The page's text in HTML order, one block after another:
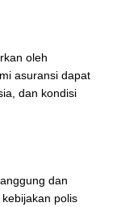
oleh
asuransi dapat
dan kondisi
dan
polis